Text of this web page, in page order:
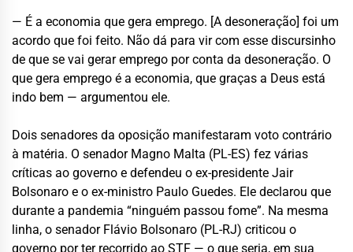
— É a economia que gera emprego. [A desoneração] foi um
acordo que foi feito. Não dá para vir com esse discursinho
de que se vai gerar emprego por conta da desoneração. O
que gera emprego é a economia, que graças a Deus está
indo bem — argumentou ele.
Dois senadores da oposição manifestaram voto contrário
à matéria. O senador Magno Malta (PL-ES) fez várias
críticas ao governo e defendeu o ex-presidente Jair
Bolsonaro e o ex-ministro Paulo Guedes. Ele declarou que
durante a pandemia “ninguém passou fome”. Na mesma
linha, o senador Flávio Bolsonaro (PL-RJ) criticou o
governo por ter recorrido ao STF — o que seria, em sua